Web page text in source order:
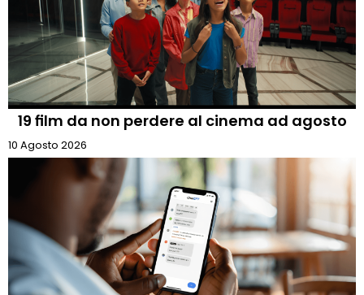
19 film da non perdere al cinema ad agosto
10 Agosto 2026